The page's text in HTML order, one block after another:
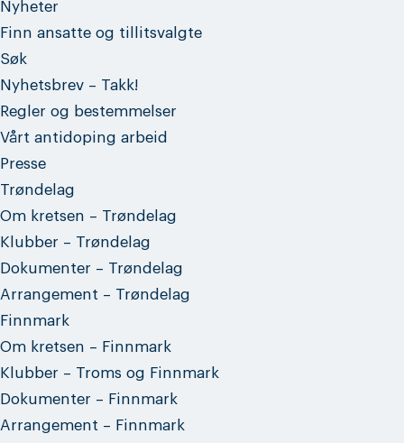
Nyheter
Finn ansatte og tillitsvalgte
Søk
Nyhetsbrev – Takk!
Regler og bestemmelser
Vårt antidoping arbeid
Presse
Trøndelag
Om kretsen – Trøndelag
Klubber – Trøndelag
Dokumenter – Trøndelag
Arrangement – Trøndelag
Finnmark
Om kretsen – Finnmark
Klubber – Troms og Finnmark
Dokumenter – Finnmark
Arrangement – Finnmark